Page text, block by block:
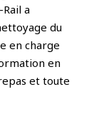
a
du
en charge
en
et toute